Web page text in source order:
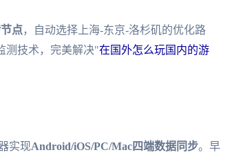
点，自动选择上海-东京-洛杉矶的优化路
测技术，完美解决"在国外怎么玩国内的游
实现Android/iOS/PC/Mac四端数据同步。早